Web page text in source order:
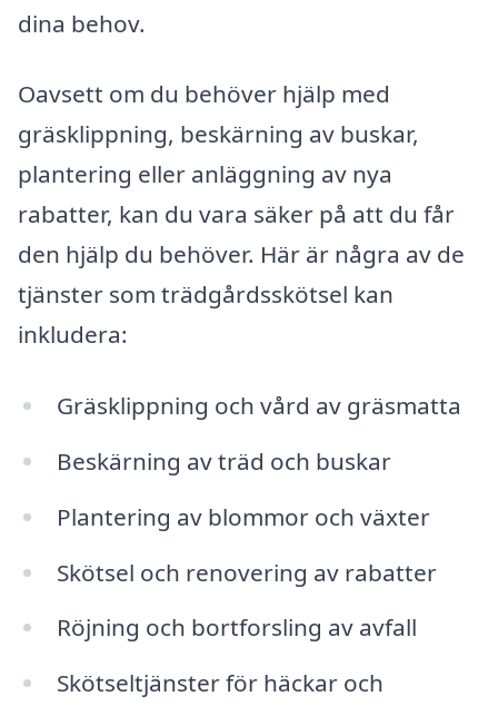
dina behov.
Oavsett om du behöver hjälp med
gräsklippning, beskärning av buskar,
plantering eller anläggning av nya
rabatter, kan du vara säker på att du får
den hjälp du behöver. Här är några av de
tjänster som trädgårdsskötsel kan
inkludera:
Gräsklippning och vård av gräsmatta
Beskärning av träd och buskar
Plantering av blommor och växter
Skötsel och renovering av rabatter
Röjning och bortforsling av avfall
Skötseltjänster för häckar och